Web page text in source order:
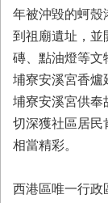
年被沖毀的蚵殼
到祖廟遺址，並
磚、點油燈等文
埔寮安溪宮香爐
埔寮安溪宮供奉
切深獲社區居民
相當精彩。
西港區唯一行政